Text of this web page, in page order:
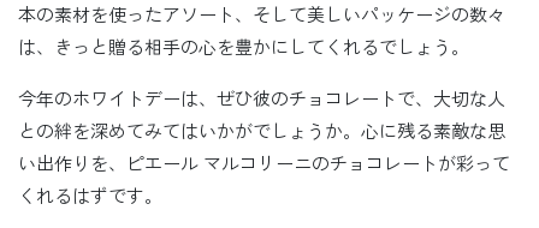
本の素材を使ったアソート、そして美しいパッケージの数々
は、きっと贈る相手の心を豊かにしてくれるでしょう。
今年のホワイトデーは、ぜひ彼のチョコレートで、大切な人
との絆を深めてみてはいかがでしょうか。心に残る素敵な思
い出作りを、ピエール マルコリーニのチョコレートが彩って
くれるはずです。